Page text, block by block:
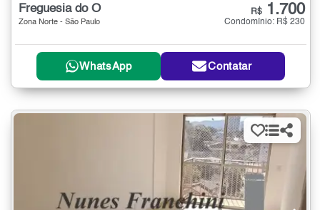
Freguesia do Ó
Zona Norte - São Paulo
R$ 1.700
Condomínio: R$ 230
WhatsApp Contatar